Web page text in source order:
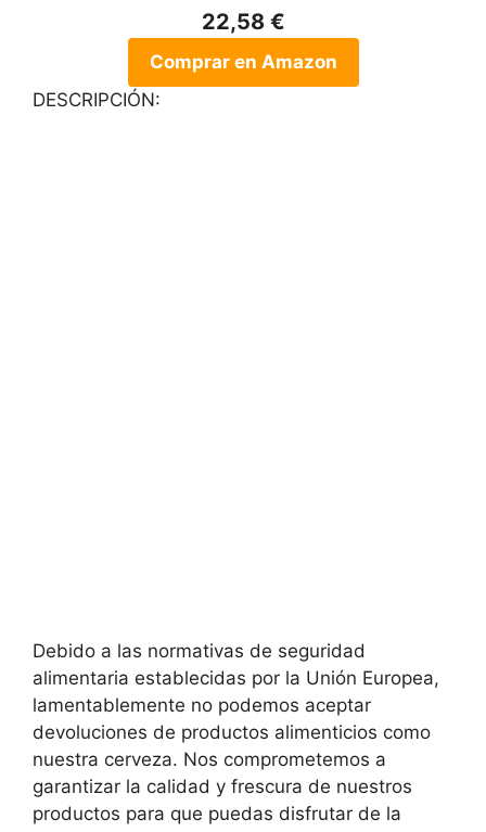
22,58 €
Comprar en Amazon
DESCRIPCIÓN:
Debido a las normativas de seguridad
alimentaria establecidas por la Unión Europea,
lamentablemente no podemos aceptar
devoluciones de productos alimenticios como
nuestra cerveza. Nos comprometemos a
garantizar la calidad y frescura de nuestros
productos para que puedas disfrutar de la